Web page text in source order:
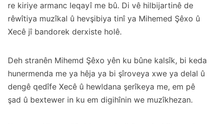
re kiriye armanc leqayî me bû. Di vê hilbijartinê de
rêwîtiya muzîkal û hevşibiya tinî ya Mihemed Şêxo û
Xecê jî bandorek derxiste holê.
Deh stranên Mihemd Şêxo yên ku bûne kalsîk, bi keda
hunermenda me ya hêja ya bi şîroveya xwe ya delal û
dengê qedîfe Xecê û hewldana şerîkeya me, em pê
şad û bextewer in ku em digihînin we muzîkhezan.